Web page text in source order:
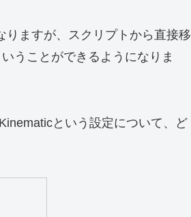
ますが、スクリプトから直接移
うことができるようになりま
という設定について、ど